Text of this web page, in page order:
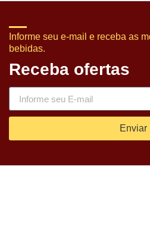
Informe seu e-mail e receba as
bebidas.
Receba ofertas
Enviar